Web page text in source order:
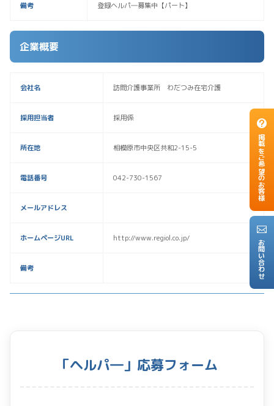
掲載をご希望のお客様
お問い合わせ
備考 登録ヘルパ―募集中【パート】
企業概要
会社名 訪問介護事業所 わだつみ在宅介護
採用担当者 採用係
所在地 相模原市中央区共和2-15-5
電話番号 042-730-1567
メールアドレス
ホームページURL http://www.regiol.co.jp/
備考
「ヘルパ―」応募フォーム